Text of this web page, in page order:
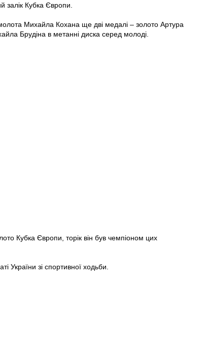
Кубка Європи.
Михайла Кохана ще дві медалі – золото Артура
Брудіна в метанні диска серед молоді.
Кубка Європи, торік він був чемпіоном цих
України зі спортивної ходьби.